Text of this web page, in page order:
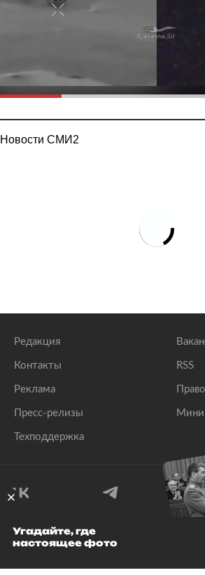
Новости СМИ2
Редакция
Контакты
Реклама
Пресс-релизы
Техподдержка
RSS
© 1999–2026 Все права
Угадайте, где
настоящее фото